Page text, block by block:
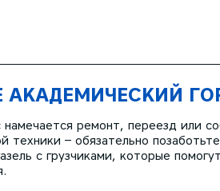
АКАДЕМИЧЕСКИЙ
намечается ремонт, переезд или
техники – обязательно
с грузчиками, которые